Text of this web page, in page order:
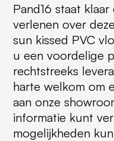
Pand16 staat
verlenen over
sun kissed PVC
u een voordelige
rechtstreeks
harte welkom om
aan onze
informatie kunt
mogelijkheden